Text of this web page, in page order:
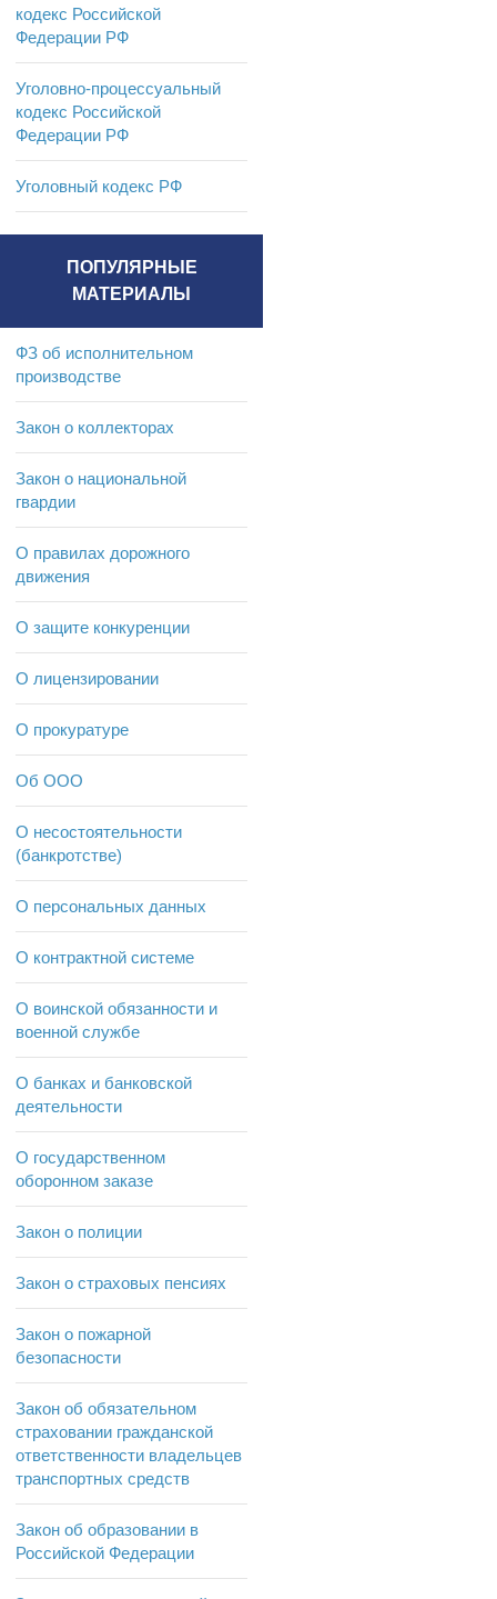
кодекс Российской
Федерации РФ
Уголовно-процессуальный
кодекс Российской
Федерации РФ
Уголовный кодекс РФ
ПОПУЛЯРНЫЕ
МАТЕРИАЛЫ
ФЗ об исполнительном
производстве
Закон о коллекторах
Закон о национальной
гвардии
О правилах дорожного
движения
О защите конкуренции
О лицензировании
О прокуратуре
Об ООО
О несостоятельности
(банкротстве)
О персональных данных
О контрактной системе
О воинской обязанности и
военной службе
О банках и банковской
деятельности
О государственном
оборонном заказе
Закон о полиции
Закон о страховых пенсиях
Закон о пожарной
безопасности
Закон об обязательном
страховании гражданской
ответственности владельцев
транспортных средств
Закон об образовании в
Российской Федерации